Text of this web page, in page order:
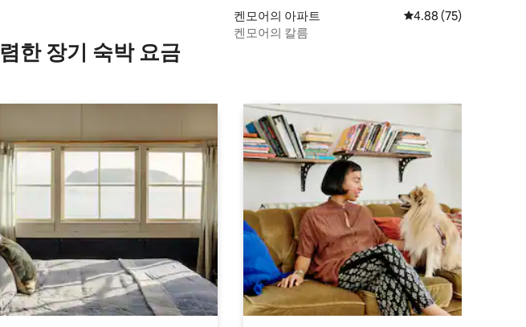
켄모어의 아파트 평점 4.88점(5점 만점),
4.88 (75)
켄모어의 칼름
한 장기 숙박 요금